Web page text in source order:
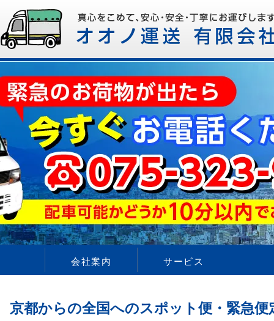
会社案内 サービス
京都からの全国へのスポット便・緊急